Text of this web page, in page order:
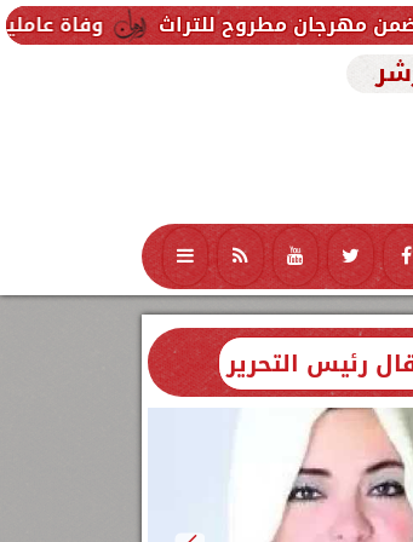
وفاة عاملين متأثرين للتراث
تكنولوجيا منوعات محافظات
رئيس التحرير